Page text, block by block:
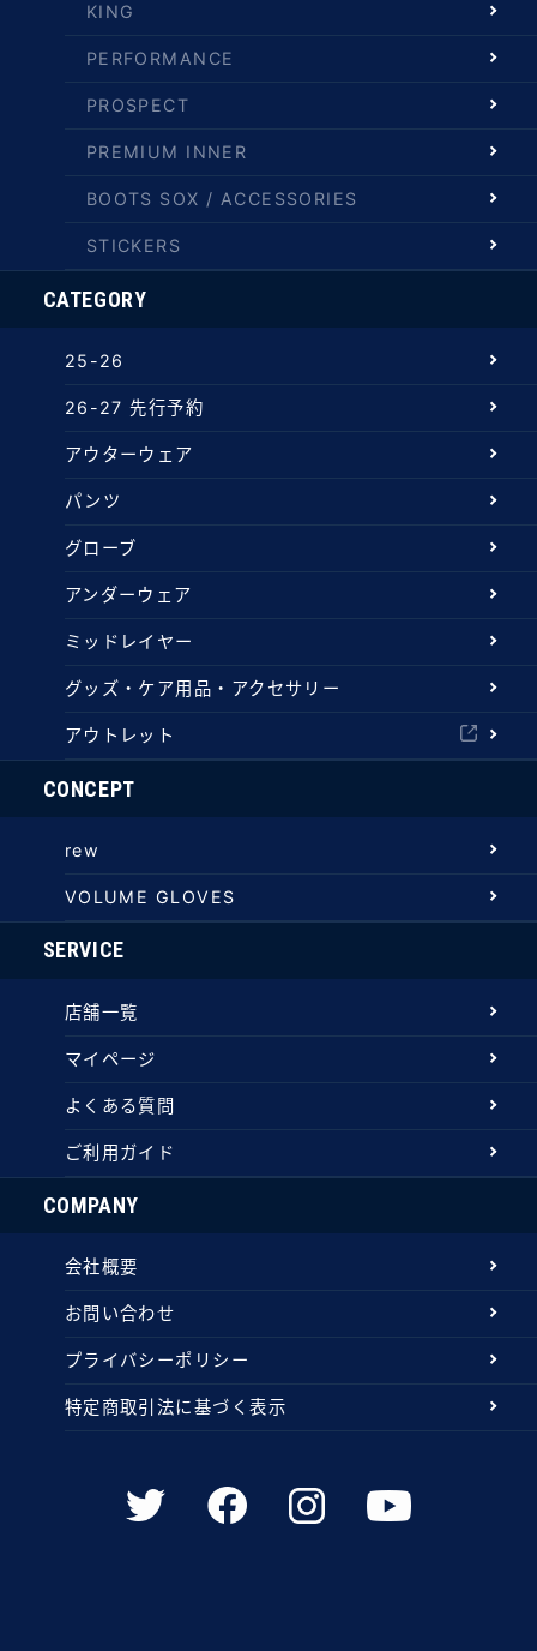
KING
PERFORMANCE
PROSPECT
PREMIUM INNER
BOOTS SOX / ACCESSORIES
STICKERS
CATEGORY
25-26
26-27 先行予約
アウターウェア
パンツ
グローブ
アンダーウェア
ミッドレイヤー
グッズ・ケア用品・アクセサリー
アウトレット
CONCEPT
rew
VOLUME GLOVES
SERVICE
店舗一覧
マイページ
よくある質問
ご利用ガイド
COMPANY
会社概要
お問い合わせ
プライバシーポリシー
特定商取引法に基づく表示